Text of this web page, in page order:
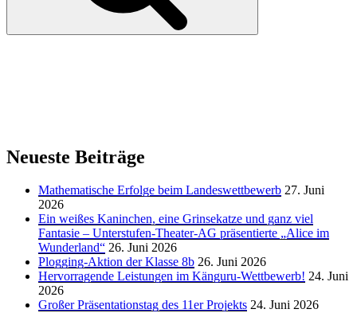
Neueste Beiträge
Mathematische Erfolge beim Landeswettbewerb 27. Juni
2026
Ein weißes Kaninchen, eine Grinsekatze und ganz viel
Fantasie – Unterstufen-Theater-AG präsentierte „Alice im
Wunderland“ 26. Juni 2026
Plogging-Aktion der Klasse 8b 26. Juni 2026
Hervorragende Leistungen im Känguru-Wettbewerb! 24. Juni
2026
Großer Präsentationstag des 11er Projekts 24. Juni 2026